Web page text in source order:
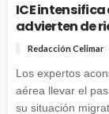
ICE intensifica
advierten de
Redacción Celimar
Los expertos
aérea llevar el
su situación